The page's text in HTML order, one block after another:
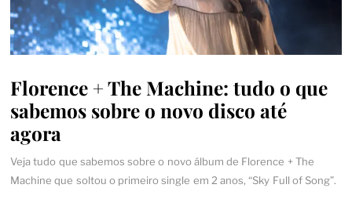
Florence + The Machine: tudo o que
sabemos sobre o novo disco até
agora
Veja tudo que sabemos sobre o novo álbum de Florence + The
Machine que soltou o primeiro single em 2 anos, “Sky Full of Song”.